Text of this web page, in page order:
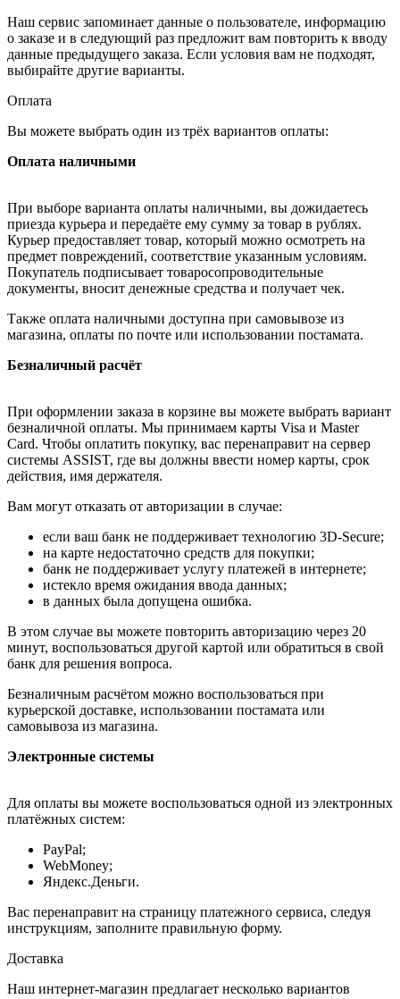
Наш сервис запоминает данные о пользователе, информацию
о заказе и в следующий раз предложит вам повторить к вводу
данные предыдущего заказа. Если условия вам не подходят,
выбирайте другие варианты.
Оплата
Вы можете выбрать один из трёх вариантов оплаты:
Оплата наличными
При выборе варианта оплаты наличными, вы дожидаетесь
приезда курьера и передаёте ему сумму за товар в рублях.
Курьер предоставляет товар, который можно осмотреть на
предмет повреждений, соответствие указанным условиям.
Покупатель подписывает товаросопроводительные
документы, вносит денежные средства и получает чек.
Также оплата наличными доступна при самовывозе из
магазина, оплаты по почте или использовании постамата.
Безналичный расчёт
При оформлении заказа в корзине вы можете выбрать вариант
безналичной оплаты. Мы принимаем карты Visa и Master
Card. Чтобы оплатить покупку, вас перенаправит на сервер
системы ASSIST, где вы должны ввести номер карты, срок
действия, имя держателя.
Вам могут отказать от авторизации в случае:
если ваш банк не поддерживает технологию 3D-Secure;
на карте недостаточно средств для покупки;
банк не поддерживает услугу платежей в интернете;
истекло время ожидания ввода данных;
в данных была допущена ошибка.
В этом случае вы можете повторить авторизацию через 20
минут, воспользоваться другой картой или обратиться в свой
банк для решения вопроса.
Безналичным расчётом можно воспользоваться при
курьерской доставке, использовании постамата или
самовывоза из магазина.
Электронные системы
Для оплаты вы можете воспользоваться одной из электронных
платёжных систем:
PayPal;
WebMoney;
Яндекс.Деньги.
Вас перенаправит на страницу платежного сервиса, следуя
инструкциям, заполните правильную форму.
Доставка
Наш интернет-магазин предлагает несколько вариантов